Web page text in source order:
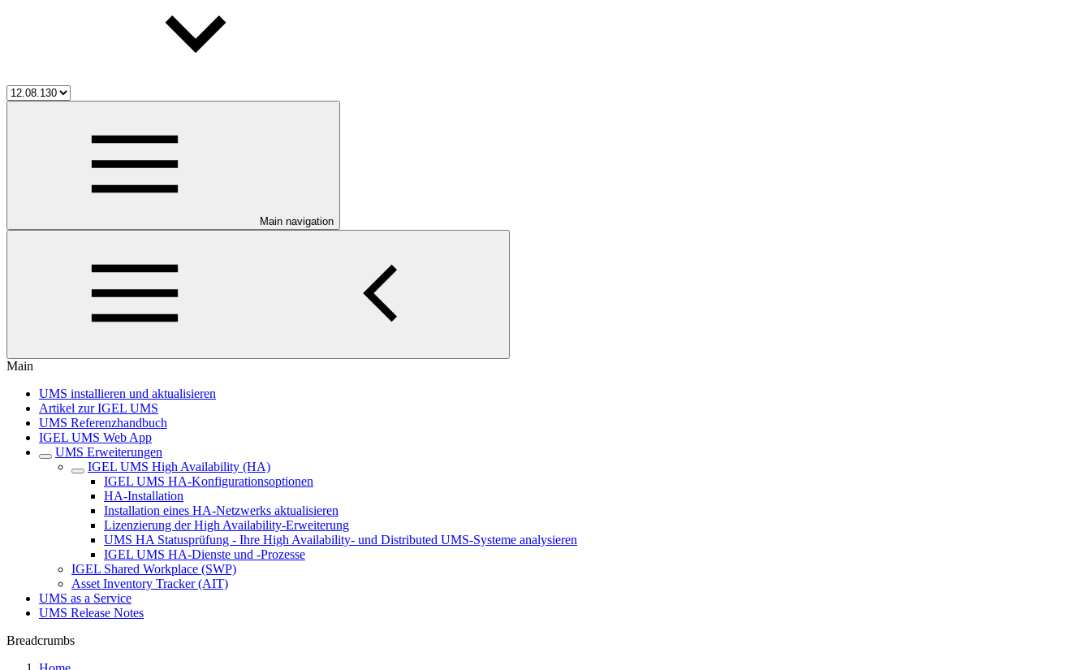
Main navigation
Main
UMS installieren und aktualisieren
Artikel zur IGEL UMS
UMS Referenzhandbuch
IGEL UMS Web App
UMS Erweiterungen
IGEL UMS High Availability (HA)
IGEL UMS HA-Konfigurationsoptionen
HA-Installation
Installation eines HA-Netzwerks aktualisieren
Lizenzierung der High Availability-Erweiterung
UMS HA Statusprüfung - Ihre High Availability- und Distributed UMS-Systeme analysieren
IGEL UMS HA-Dienste und -Prozesse
IGEL Shared Workplace (SWP)
Asset Inventory Tracker (AIT)
UMS as a Service
UMS Release Notes
Breadcrumbs